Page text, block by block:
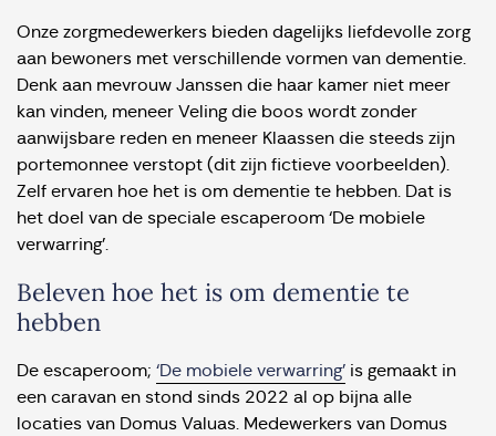
Onze zorgmedewerkers bieden dagelijks liefdevolle zorg
aan bewoners met verschillende vormen van dementie.
Denk aan mevrouw Janssen die haar kamer niet meer
kan vinden, meneer Veling die boos wordt zonder
aanwijsbare reden en meneer Klaassen die steeds zijn
portemonnee verstopt (dit zijn fictieve voorbeelden).
Zelf ervaren hoe het is om dementie te hebben. Dat is
het doel van de speciale escaperoom ‘De mobiele
verwarring’.
Beleven hoe het is om dementie te
hebben
De escaperoom; ‘De mobiele verwarring’ is gemaakt in
een caravan en stond sinds 2022 al op bijna alle
locaties van Domus Valuas. Medewerkers van Domus